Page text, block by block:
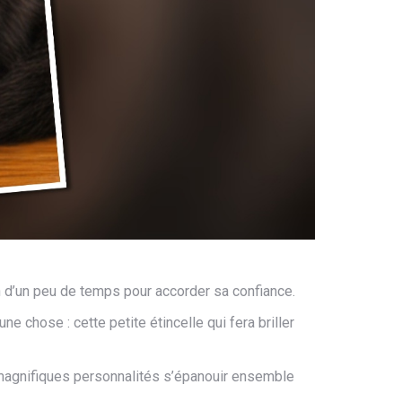
peu de temps pour accorder sa confiance.
chose : cette petite étincelle qui fera briller
personnalités s’épanouir ensemble